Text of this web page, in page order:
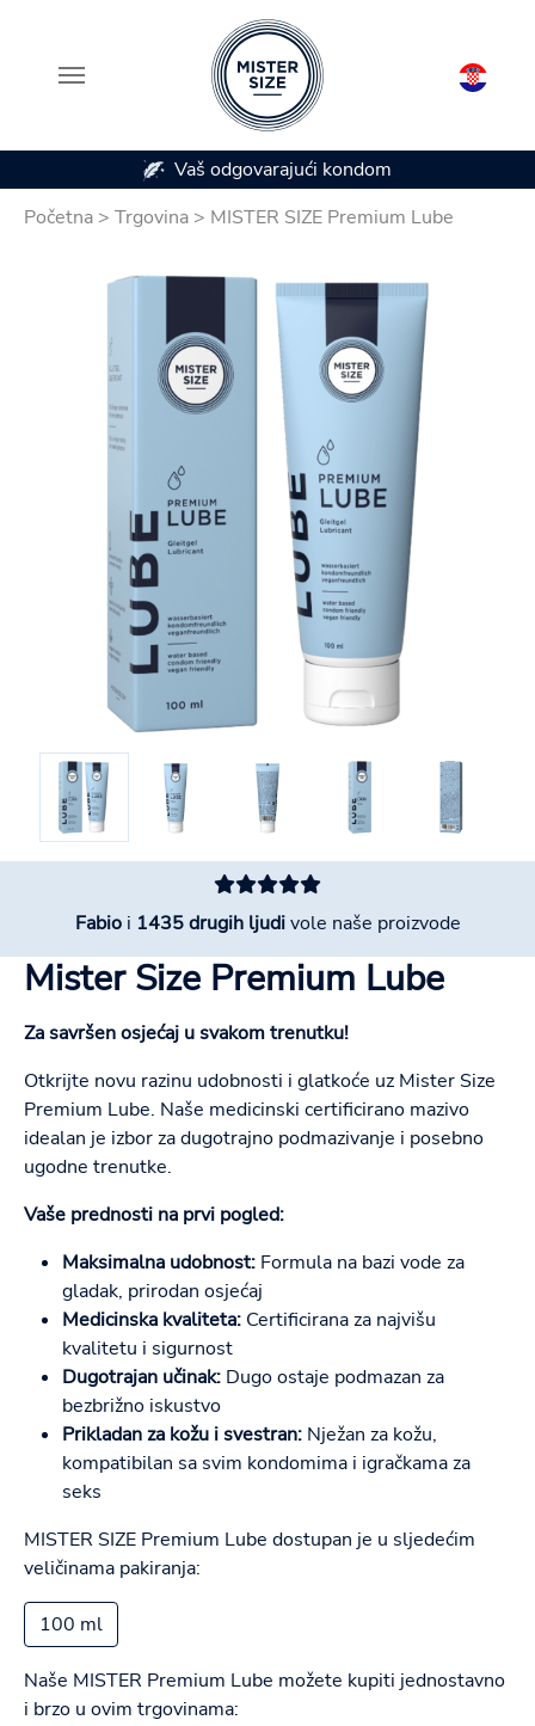
Skip to main content
Vaš odgovarajući kondom
Početna > Trgovina > MISTER SIZE Premium Lube
Fabio i 1435 drugih ljudivole naše proizvode
Mister Size Premium Lube
Za savršen osjećaj u svakom trenutku!
Otkrijte novu razinu udobnosti i glatkoće uz Mister Size
Premium Lube. Naše medicinski certificirano mazivo
idealan je izbor za dugotrajno podmazivanje i posebno
ugodne trenutke.
Vaše prednosti na prvi pogled:
Maksimalna udobnost: Formula na bazi vode za
gladak, prirodan osjećaj
Medicinska kvaliteta: Certificirana za najvišu
kvalitetu i sigurnost
Dugotrajan učinak: Dugo ostaje podmazan za
bezbrižno iskustvo
Prikladan za kožu i svestran: Nježan za kožu,
kompatibilan sa svim kondomima i igračkama za
seks
MISTER SIZE Premium Lube dostupan je u sljedećim
veličinama pakiranja:
100 ml
Naše MISTER Premium Lube možete kupiti jednostavno
i brzo u ovim trgovinama: